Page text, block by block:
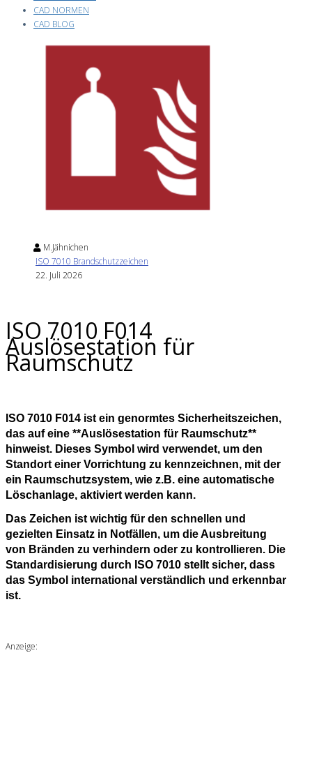
CAD NORMEN
CAD BLOG
M.Jähnichen
ISO 7010 Brandschutzzeichen
22. Juli 2026
ISO 7010 F014
Auslösestation für
Raumschutz
ISO 7010 F014 ist ein genormtes Sicherheitszeichen,
das auf eine **Auslösestation für Raumschutz**
hinweist. Dieses Symbol wird verwendet, um den
Standort einer Vorrichtung zu kennzeichnen, mit der
ein Raumschutzsystem, wie z.B. eine automatische
Löschanlage, aktiviert werden kann.
Das Zeichen ist wichtig für den schnellen und
gezielten Einsatz in Notfällen, um die Ausbreitung
von Bränden zu verhindern oder zu kontrollieren. Die
Standardisierung durch ISO 7010 stellt sicher, dass
das Symbol international verständlich und erkennbar
ist.
Anzeige: